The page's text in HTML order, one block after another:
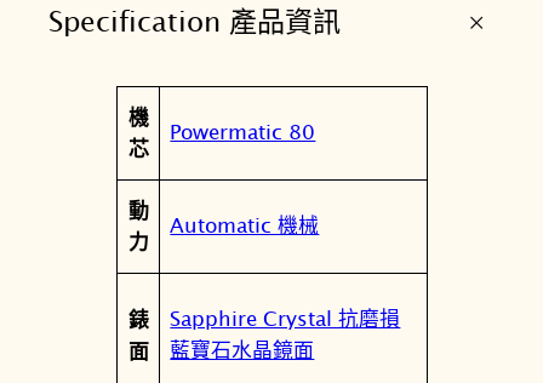
m
r
d
i
n
t
冰
藍
漸
Specification 產品資訊 +
屬
性
值
機
芯
Powermatic 80
動
力
Automatic 機械
錶
面
Sapphire Crystal 抗磨損
藍寶石水晶鏡面